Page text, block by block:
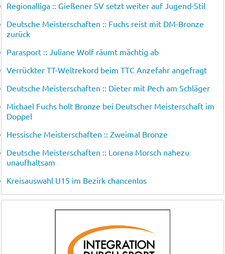
Regionalliga :: Gießener SV setzt weiter auf Jugend-Stil
Deutsche Meisterschaften :: Fuchs reist mit DM-Bronze
zurück
Parasport :: Juliane Wolf räumt mächtig ab
Verrückter TT-Weltrekord beim TTC Anzefahr angefragt
Deutsche Meisterschaften :: Dieter mit Pech am Schläger
Michael Fuchs holt Bronze bei Deutscher Meisterschaft im
Doppel
Hessische Meisterschaften :: Zweimal Bronze
Deutsche Meisterschaften :: Lorena Morsch nahezu
unaufhaltsam
Kreisauswahl U15 im Bezirk chancenlos